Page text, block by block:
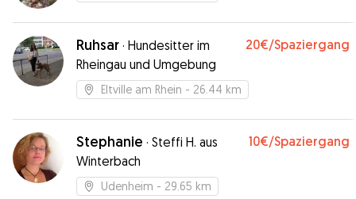
Ruhsar · Hundesitter im
Rheingau und Umgebung
20€/Spaziergang
Eltville am Rhein - 26.44 km
Stephanie · Steffi H. aus
Winterbach
10€/Spaziergang
Udenheim - 29.65 km